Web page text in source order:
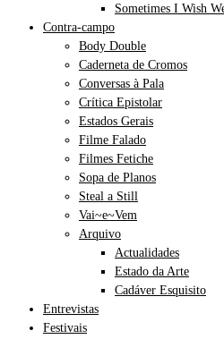
Sometimes I Wish
Contra-campo
Body Double
Caderneta de Cromos
Conversas à Pala
Crítica Epistolar
Estados Gerais
Filme Falado
Filmes Fetiche
Sopa de Planos
Steal a Still
Vai~e~Vem
Arquivo
Actualidades
Estado da Arte
Cadáver Esquisito
Entrevistas
Festivais